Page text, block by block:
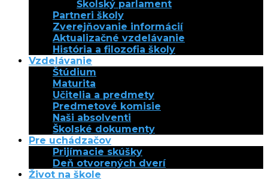
Školský parlament
Partneri školy
Zverejňovanie informácií
Aktualizačné vzdelávanie
História a filozofia školy
Vzdelávanie
Štúdium
Maturita
Učitelia a predmety
Predmetové komisie
Naši absolventi
Školské dokumenty
Pre uchádzačov
Prijímacie skúšky
Deň otvorených dverí
Život na škole